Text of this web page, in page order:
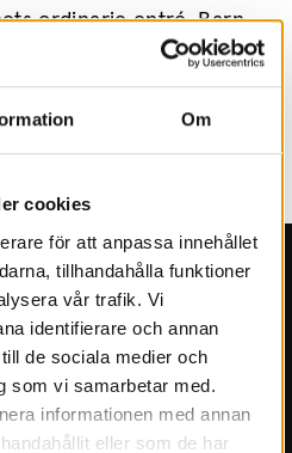
Om
cookies
för att anpassa innehållet
tillhandahålla funktioner
vår trafik. Vi
identifierare och annan
de sociala medier och
som vi samarbetar med.
informationen med annan
eller som de har
ordinarie entré. Barn
går alltid gratis. Årskort